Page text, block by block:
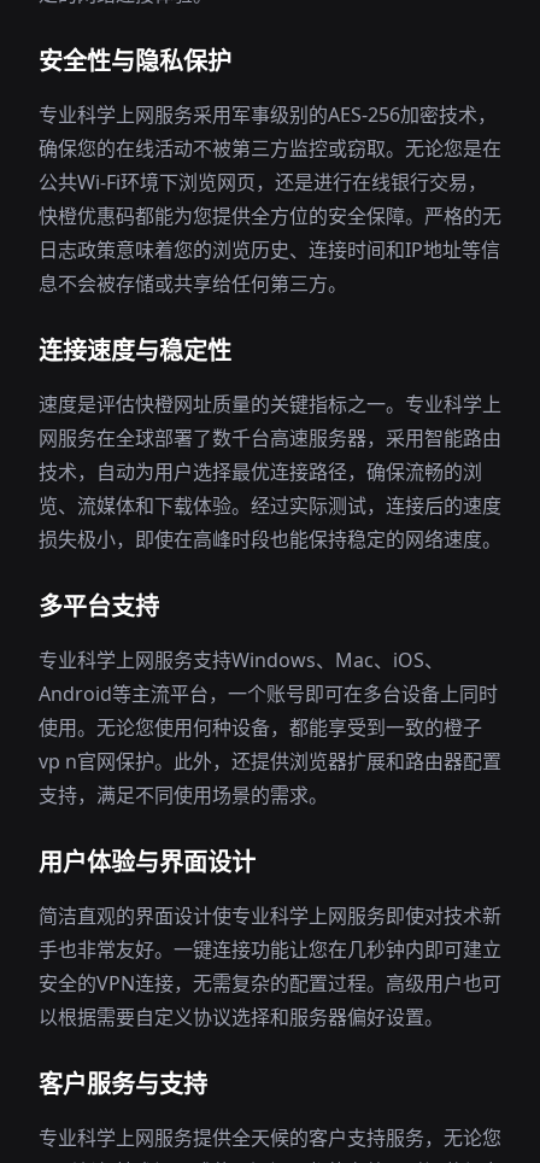
安全性与隐私保护
专业科学上网服务采用军事级别的AES-256加密技术，
确保您的在线活动不被第三方监控或窃取。无论您是在
公共Wi-Fi环境下浏览网页，还是进行在线银行交易，
快橙优惠码都能为您提供全方位的安全保障。严格的无
日志政策意味着您的浏览历史、连接时间和IP地址等信
息不会被存储或共享给任何第三方。
连接速度与稳定性
速度是评估快橙网址质量的关键指标之一。专业科学上
网服务在全球部署了数千台高速服务器，采用智能路由
技术，自动为用户选择最优连接路径，确保流畅的浏
览、流媒体和下载体验。经过实际测试，连接后的速度
损失极小，即使在高峰时段也能保持稳定的网络速度。
多平台支持
专业科学上网服务支持Windows、Mac、iOS、
Android等主流平台，一个账号即可在多台设备上同时
使用。无论您使用何种设备，都能享受到一致的橙子
vp n官网保护。此外，还提供浏览器扩展和路由器配置
支持，满足不同使用场景的需求。
用户体验与界面设计
简洁直观的界面设计使专业科学上网服务即使对技术新
手也非常友好。一键连接功能让您在几秒钟内即可建立
安全的VPN连接，无需复杂的配置过程。高级用户也可
以根据需要自定义协议选择和服务器偏好设置。
客户服务与支持
专业科学上网服务提供全天候的客户支持服务，无论您